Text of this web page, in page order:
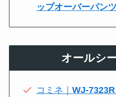
ップオーバーパンツ
オールシ
コミネ｜ WJ-